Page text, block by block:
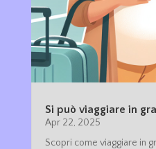
Si può viaggiare in
Apr 22, 2025
Scopri come viaggiare in